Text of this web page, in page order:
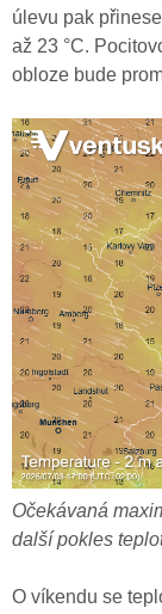
úlevu pak
až 23 °C.
obloze bude
Očekávaná
další pokles
O víkendu se